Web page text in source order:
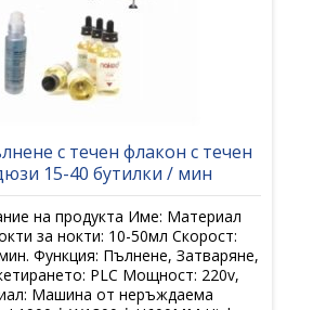
с течен флакон с течен
15-40 бутилки / мин
на продукта Име: Материал
за нокти: 10-50мл Скорост:
Функция: Пълнене, Затваряне,
PLC Мощност: 220v,
Машина от неръждаема